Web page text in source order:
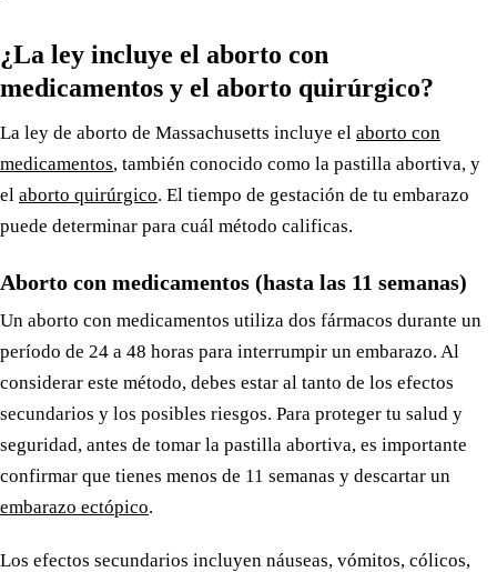
¿La ley incluye el aborto con
medicamentos y el aborto quirúrgico?
La ley de aborto de Massachusetts incluye el aborto con
medicamentos, también conocido como la pastilla abortiva, y
el aborto quirúrgico. El tiempo de gestación de tu embarazo
puede determinar para cuál método calificas.
Aborto con medicamentos (hasta las 11 semanas)
Un aborto con medicamentos utiliza dos fármacos durante un
período de 24 a 48 horas para interrumpir un embarazo. Al
considerar este método, debes estar al tanto de los efectos
secundarios y los posibles riesgos. Para proteger tu salud y
seguridad, antes de tomar la pastilla abortiva, es importante
confirmar que tienes menos de 11 semanas y descartar un
embarazo ectópico.
Los efectos secundarios incluyen náuseas, vómitos, cólicos,